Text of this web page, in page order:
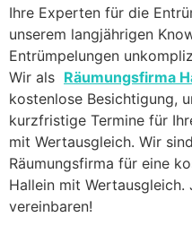
Ihre Experten für die
unserem langjährigen
Entrümpelungen
Wir als Räumungsfirma
kostenlose Besichtigung,
kurzfristige Termine für
mit Wertausgleich. Wir
Räumungsfirma für eine
Hallein mit
vereinbaren!